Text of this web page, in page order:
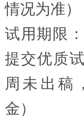
情况为准）
试用期限
提交优质
周未出稿
金）